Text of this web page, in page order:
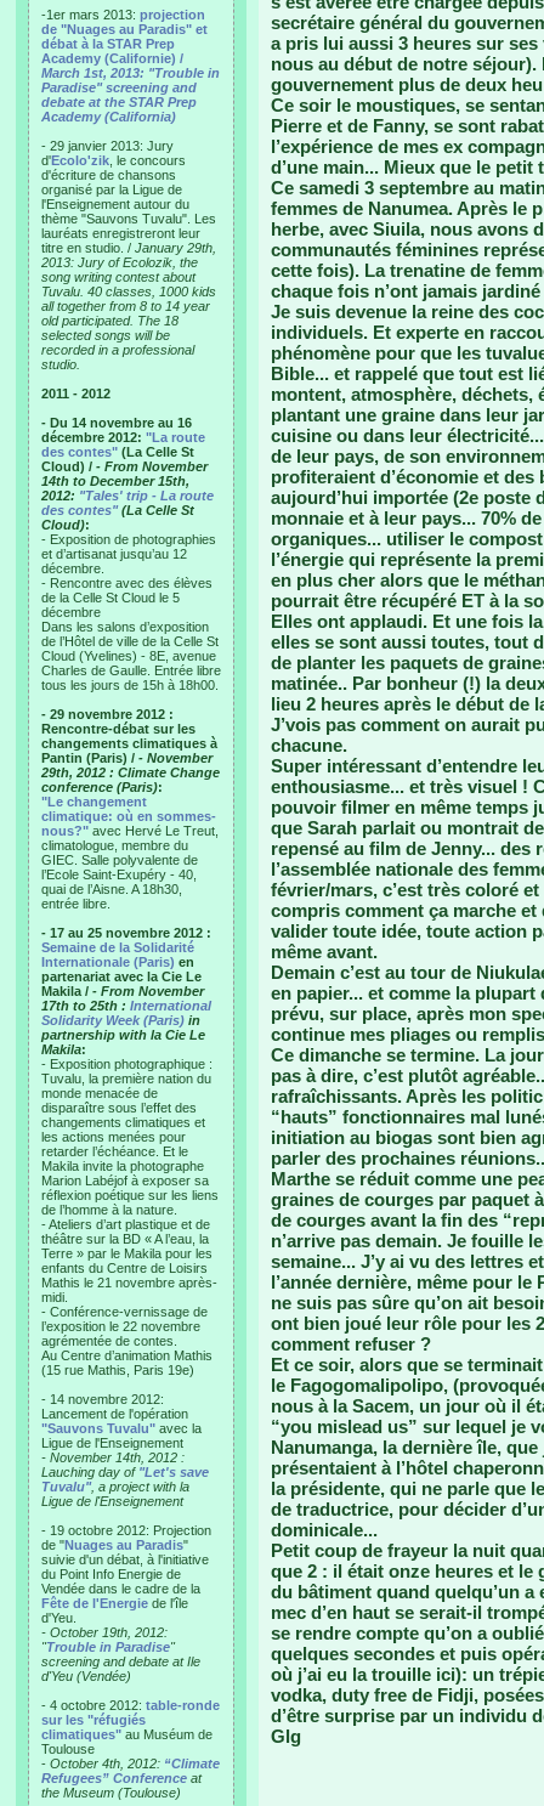
-1er mars 2013: projection
de "Nuages au Paradis" et
débat à la STAR Prep
Academy (Californie) /
March 1st, 2013: "Trouble in
Paradise" screening and
debate at the STAR Prep
Academy (California)
- 29 janvier 2013: Jury
d'Ecolo'zik , le concours
d'écriture de chansons
organisé par la Ligue de
l'Enseignement autour du
thème "Sauvons Tuvalu". Les
lauréats enregistreront leur
titre en studio. / January 29th,
2013: Jury of Ecolozik, the
song writing contest about
Tuvalu. 40 classes, 1000 kids
all together from 8 to 14 year
old participated. The 18
selected songs will be
recorded in a professional
studio.
2011 - 2012
- Du 14 novembre au 16
décembre 2012: "La route
des contes" (La Celle St
Cloud) / - From November
14th to December 15th,
2012: "Tales' trip - La route
des contes"(La Celle St
Cloud):
- Exposition de photographies
et d’artisanat jusqu’au 12
décembre.
- Rencontre avec des élèves
de la Celle St Cloud le 5
décembre
Dans les salons d’exposition
de l’Hôtel de ville de la Celle St
Cloud (Yvelines) - 8E, avenue
Charles de Gaulle. Entrée libre
tous les jours de 15h à 18h00.
- 29 novembre 2012 :
Rencontre-débat sur les
changements climatiques à
Pantin (Paris) / - November
29th, 2012 : Climate Change
conference (Paris):
"Le changement
climatique: où en sommes-
nous?" avec Hervé Le Treut,
climatologue, membre du
GIEC. Salle polyvalente de
l’Ecole Saint-Exupéry - 40,
quai de l’Aisne. A 18h30,
entrée libre.
- 17 au 25 novembre 2012 :
Semaine de la Solidarité
Internationale (Paris) en
partenariat avec la Cie Le
Makila / - From November
17th to 25th : International
Solidarity Week (Paris) in
partnership with la Cie Le
Makila:
- Exposition photographique :
Tuvalu, la première nation du
monde menacée de
disparaître sous l’effet des
changements climatiques et
les actions menées pour
retarder l’échéance. Et le
Makila invite la photographe
Marion Labéjof à exposer sa
réflexion poétique sur les liens
de l’homme à la nature.
- Ateliers d’art plastique et de
théâtre sur la BD « A l’eau, la
Terre » par le Makila pour les
enfants du Centre de Loisirs
Mathis le 21 novembre après-
midi.
- Conférence-vernissage de
l’exposition le 22 novembre
agrémentée de contes.
Au Centre d’animation Mathis
(15 rue Mathis, Paris 19e)
- 14 novembre 2012:
Lancement de l'opération
"Sauvons Tuvalu" avec la
Ligue de l'Enseignement
- November 14th, 2012 :
Lauching day of "Let's save
Tuvalu", a project with la
Ligue de l'Enseignement
- 19 octobre 2012: Projection
de "Nuages au Paradis"
suivie d'un débat, à l'initiative
du Point Info Energie de
Vendée dans le cadre de la
Fête de l'Energie de l'île
d'Yeu.
- October 19th, 2012:
"Trouble in Paradise"
screening and debate at Ile
d'Yeu (Vendée)
- 4 octobre 2012: table-ronde
sur les "réfugiés
climatiques" au Muséum de
Toulouse
- October 4th, 2012: “Climate
Refugees” Conference at
the Museum (Toulouse)
secrétaire général du
a pris lui aussi 3 heures sur
nous au début de notre séjour).
gouvernement plus de deux
Ce soir le moustiques, se
Pierre et de Fanny, se sont
l’expérience de mes ex
d’une main... Mieux que le petit
Ce samedi 3 septembre au
femmes de Nanumea. Après le
herbe, avec Siuila, nous avons
communautés féminines
cette fois). La trenatine de
chaque fois n’ont jamais
Je suis devenue la reine des
individuels. Et experte en
phénomène pour que les
Bible... et rappelé que tout est
montent, atmosphère, déchets,
plantant une graine dans leur
cuisine ou dans leur
de leur pays, de son
profiteraient d’économie et
aujourd’hui importée (2e poste
monnaie et à leur pays... 70%
organiques... utiliser le
l’énergie qui représente la
en plus cher alors que le
pourrait être récupéré ET à la
Elles ont applaudi. Et une fois
elles se sont aussi toutes, tout
de planter les paquets de
matinée.. Par bonheur (!) la
lieu 2 heures après le début de
J’vois pas comment on aurait
chacune.
Super intéressant d’entendre
enthousiasme... et très visuel !
pouvoir filmer en même temps
que Sarah parlait ou montrait
repensé au film de Jenny... des
l’assemblée nationale des
février/mars, c’est très coloré
compris comment ça marche
valider toute idée, toute action
même avant.
Demain c’est au tour de
en papier... et comme la
prévu, sur place, après mon
continue mes pliages ou
Ce dimanche se termine. La
pas à dire, c’est plutôt
rafraîchissants. Après les
“hauts” fonctionnaires mal
initiation au biogas sont bien
parler des prochaines
Marthe se réduit comme une
graines de courges par paquet
de courges avant la fin des
n’arrive pas demain. Je fouille
semaine... J’y ai vu des lettres
l’année dernière, même pour
ne suis pas sûre qu’on ait
ont bien joué leur rôle pour les
comment refuser ?
Et ce soir, alors que se
le Fagogomalipolipo,
nous à la Sacem, un jour où il
“you mislead us” sur lequel je
Nanumanga, la dernière île,
présentaient à l’hôtel
la présidente, qui ne parle que
de traductrice, pour décider
dominicale...
Petit coup de frayeur la nuit
que 2 : il était onze heures et le
du bâtiment quand quelqu’un a
mec d’en haut se serait-il
se rendre compte qu’on a
quelques secondes et puis
où j’ai eu la trouille ici): un
vodka, duty free de Fidji,
d’être surprise par un individu
Glg